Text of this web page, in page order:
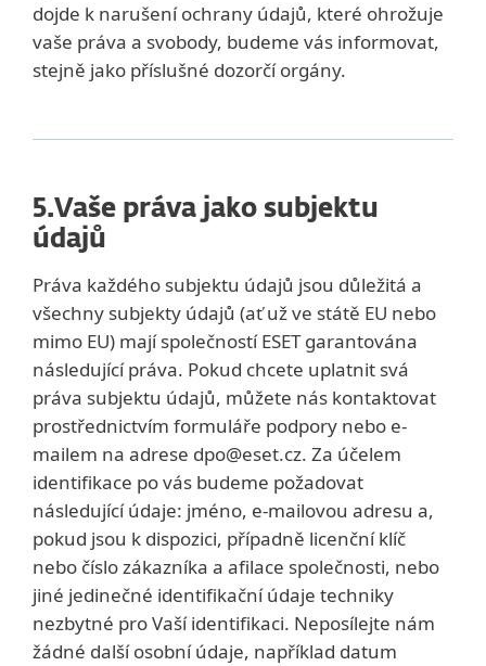
dojde k narušení ochrany údajů, které ohrožuje
vaše práva a svobody, budeme vás informovat,
stejně jako příslušné dozorčí orgány.
5.Vaše práva jako subjektu
údajů
Práva každého subjektu údajů jsou důležitá a
všechny subjekty údajů (ať už ve státě EU nebo
mimo EU) mají společností ESET garantována
následující práva. Pokud chcete uplatnit svá
práva subjektu údajů, můžete nás kontaktovat
prostřednictvím formuláře podpory nebo e-
mailem na adrese dpo@eset.cz. Za účelem
identifikace po vás budeme požadovat
následující údaje: jméno, e-mailovou adresu a,
pokud jsou k dispozici, případně licenční klíč
nebo číslo zákazníka a afilace společnosti, nebo
jiné jedinečné identifikační údaje techniky
nezbytné pro Vaší identifikaci. Neposílejte nám
žádné další osobní údaje, například datum